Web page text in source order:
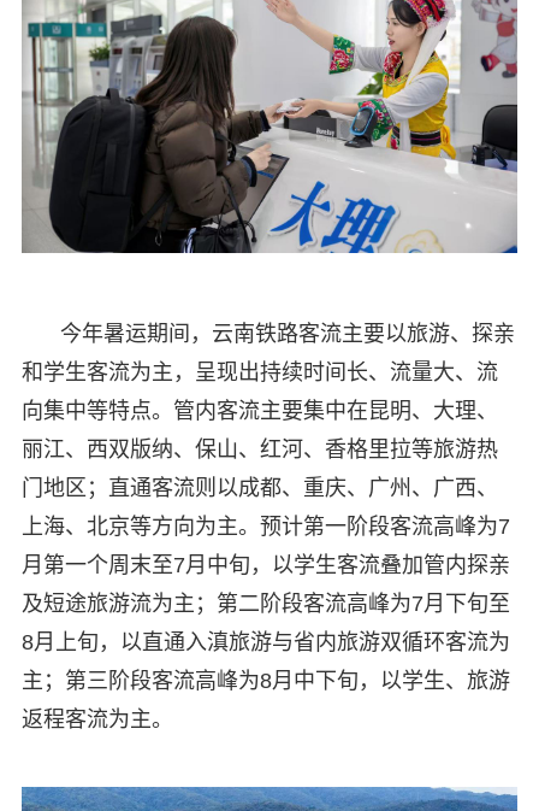
今年暑运期间，云南铁路客流主要以旅游、探亲
和学生客流为主，呈现出持续时间长、流量大、流
向集中等特点。管内客流主要集中在昆明、大理、
丽江、西双版纳、保山、红河、香格里拉等旅游热
门地区；直通客流则以成都、重庆、广州、广西、
上海、北京等方向为主。预计第一阶段客流高峰为7
月第一个周末至7月中旬，以学生客流叠加管内探亲
及短途旅游流为主；第二阶段客流高峰为7月下旬至
8月上旬，以直通入滇旅游与省内旅游双循环客流为
主；第三阶段客流高峰为8月中下旬，以学生、旅游
返程客流为主。